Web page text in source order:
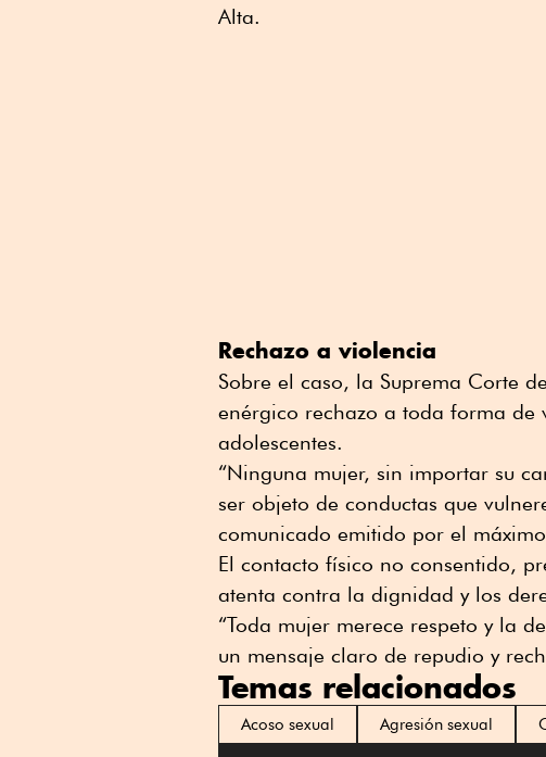
Alta.
Rechazo a violencia
Sobre el caso, la Suprema Corte
enérgico rechazo a toda forma de
adolescentes.
“Ninguna mujer, sin importar su
ser objeto de conductas que
comunicado emitido por el
El contacto físico no consentido,
atenta contra la dignidad y los
“Toda mujer merece respeto y la
un mensaje claro de repudio y
Temas relacionados
Acoso sexual Agresión sexual